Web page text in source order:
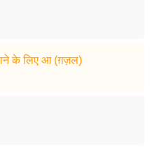
के लिए आ (ग़ज़ल)